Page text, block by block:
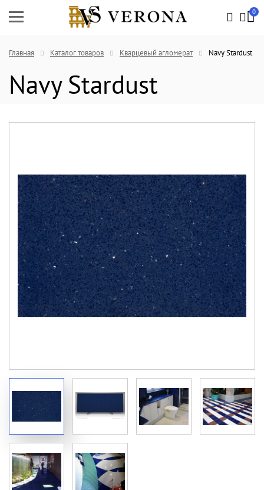
0
Главная Каталог товаров Кварцевый агломерат Navy Stardust
Navy Stardust